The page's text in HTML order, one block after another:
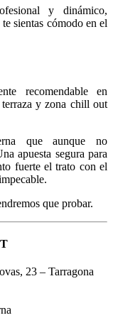
y dinámico,
sientas cómodo en el
recomendable en
y zona chill out
que aunque no
apuesta segura para
fuerte el trato con el
que probar.
23 – Tarragona